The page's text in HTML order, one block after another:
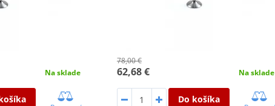
Na sklade
78,00 €
62,68 € Na sklade
Do košíka